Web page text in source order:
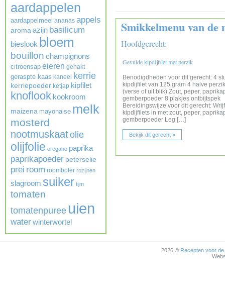
aardappelen
aardappelmeel ananas appels
aroma azijn basilicum
bieslook bloem
bouillon champignons
citroensap eieren gehakt
geraspte kaas kaneel kerrie
kerriepoeder ketjap kipfilet
knoflook kookroom
maizena mayonaise melk
mosterd
nootmuskaatolie
olijfolie oregano paprika
paprikapoeder peterselie
prei room roomboter rozijnen
slagroom suiker tijm
tomaten
tomatenpuree uien
waterwinterwortel
Smikkelmenu van de
Hoofdgerecht:
Gevulde kipdijfilet met perzik
Benodigdheden voor dit gerecht: 4
kipdijfilet van 125 gram 4 halve
(verse of uit blik) Zout, peper,
gemberpoeder 8 plakjes ontbijtspek
Bereidingswijze voor dit gerecht:
kipdijfilets in met zout, peper,
gemberpoeder Leg […]
Bekijk dit gerecht »
2026 © Recepten voor